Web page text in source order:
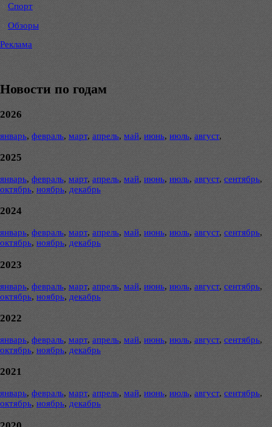
Спорт
Обзоры
Реклама
Новости по годам
2026
январь, февраль, март, апрель, май, июнь, июль, август,
2025
январь, февраль, март, апрель, май, июнь, июль, август, сентябрь,
октябрь, ноябрь, декабрь
2024
январь, февраль, март, апрель, май, июнь, июль, август, сентябрь,
октябрь, ноябрь, декабрь
2023
январь, февраль, март, апрель, май, июнь, июль, август, сентябрь,
октябрь, ноябрь, декабрь
2022
январь, февраль, март, апрель, май, июнь, июль, август, сентябрь,
октябрь, ноябрь, декабрь
2021
январь, февраль, март, апрель, май, июнь, июль, август, сентябрь,
октябрь, ноябрь, декабрь